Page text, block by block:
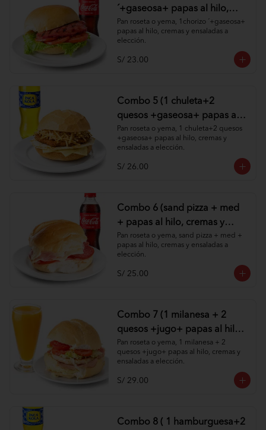
´+gaseosa+ papas al hilo,
cremas y ensaladas )
Pan roseta o yema, 1chorizo ´+gaseosa+
papas al hilo, cremas y ensaladas a
elección.
S/ 23.00
Combo 5 (1 chuleta+2
quesos +gaseosa+ papas al
hilo, cremas y ensaladas )
Pan roseta o yema, 1 chuleta+2 quesos
+gaseosa+ papas al hilo, cremas y
ensaladas a elección.
S/ 26.00
Combo 6 (sand pizza + med
+ papas al hilo, cremas y
ensaladas )
Pan roseta o yema, sand pizza + med +
papas al hilo, cremas y ensaladas a
elección.
S/ 25.00
Combo 7 (1 milanesa + 2
quesos +jugo+ papas al hilo,
cremas y ensaladas )
Pan roseta o yema, 1 milanesa + 2
quesos +jugo+ papas al hilo, cremas y
ensaladas a elección.
S/ 29.00
Combo 8 ( 1 hamburguesa+2